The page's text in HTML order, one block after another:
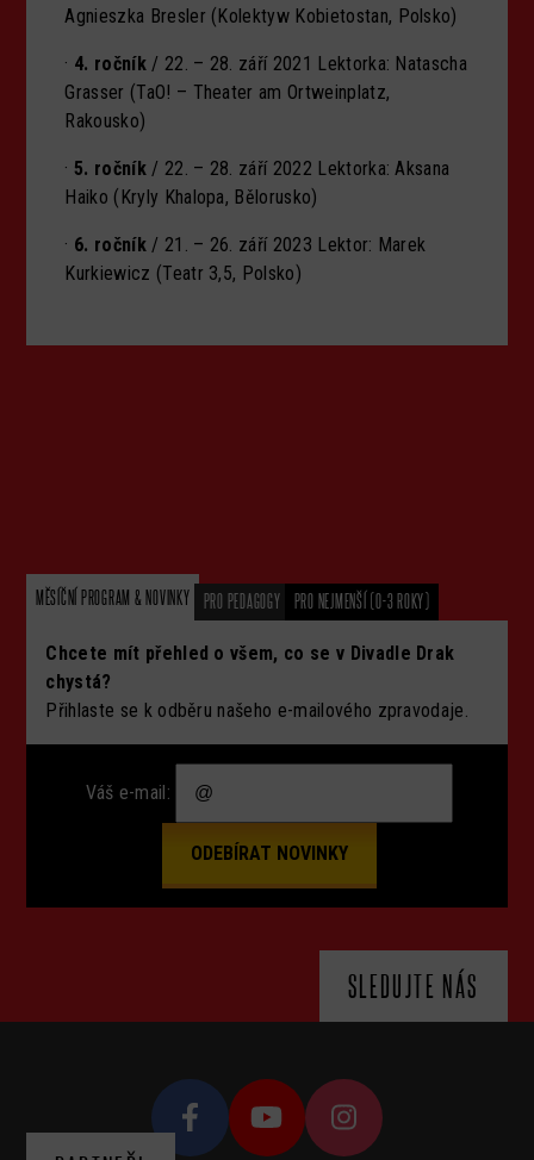
Agnieszka Bresler (Kolektyw Kobietostan, Polsko)
· 4. ročník/ 22. – 28. září 2021 Lektorka: Natascha
Grasser (TaO! – Theater am Ortweinplatz,
Rakousko)
· 5. ročník/ 22. – 28. září 2022 Lektorka: Aksana
Haiko (Kryly Khalopa, Bělorusko)
· 6. ročník/ 21. – 26. září 2023 Lektor: Marek
Kurkiewicz (Teatr 3,5, Polsko)
MĚSÍČNÍ PROGRAM & NOVINKY PRO PEDAGOGY PRO NEJMENŠÍ (0-3 ROKY)
Chcete mít přehled o všem, co se v Divadle Drak
chystá?
Přihlaste se k odběru našeho e-mailového zpravodaje.
Váš e-mail:
SLEDUJTE NÁS